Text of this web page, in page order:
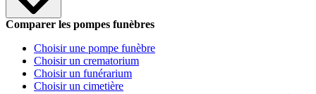
Comparer les pompes funèbres
Choisir une pompe funèbre
Choisir un crematorium
Choisir un funérarium
Choisir un cimetière